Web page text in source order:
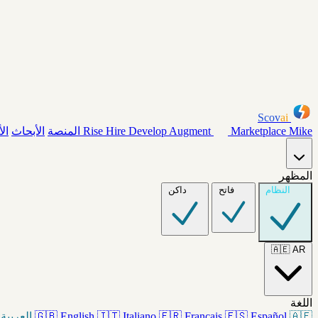
Scovai
Rise Hire Develop Augment Marketplace Mike المنصة الأبحاث
المظهر
النظام فاتح داكن
🇦🇪 AR
اللغة